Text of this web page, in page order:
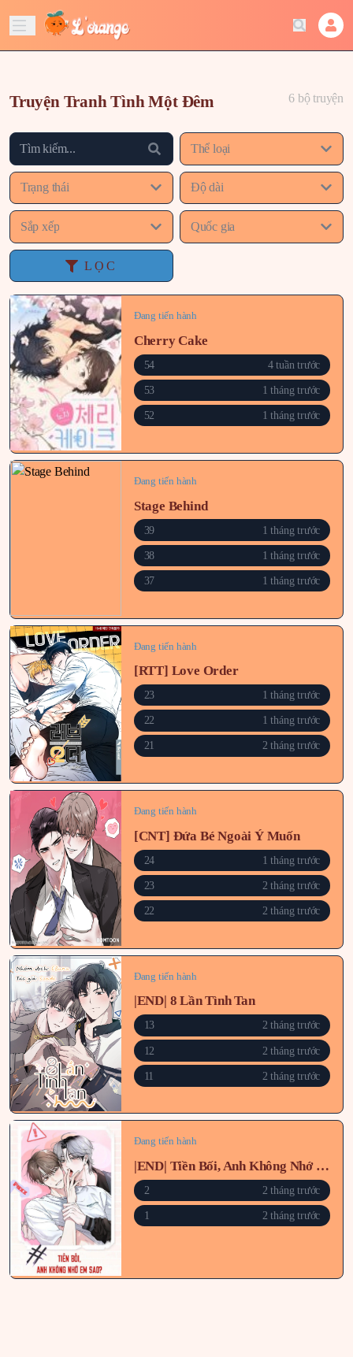
Truyện Tranh Tình Một Đêm 6 bộ truyện
Thể loại
Trạng thái Độ dài
Sắp xếp Quốc gia
LỌC
Đang tiến hành
Cherry Cake
54 4 tuần trước
53 1 tháng trước
52 1 tháng trước
Đang tiến hành
Stage Behind
39 1 tháng trước
38 1 tháng trước
37 1 tháng trước
Đang tiến hành
[RTT] Love Order
23 1 tháng trước
22 1 tháng trước
21 2 tháng trước
Đang tiến hành
[CNT] Đứa Bé Ngoài Ý Muốn
24 1 tháng trước
23 2 tháng trước
22 2 tháng trước
Đang tiến hành
|END| 8 Lần Tình Tan
13 2 tháng trước
12 2 tháng trước
11 2 tháng trước
Đang tiến hành
|END| Tiền Bối, Anh Không Nhớ Em Sao?
2 2 tháng trước
1 2 tháng trước